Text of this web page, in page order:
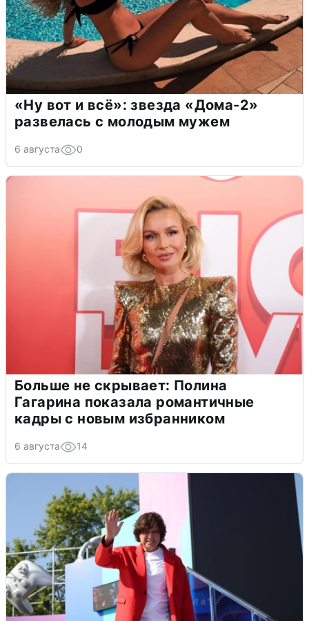
«Ну вот и всё»: звезда «Дома-2»
развелась с молодым мужем
6 августа 0
Больше не скрывает: Полина
Гагарина показала романтичные
кадры с новым избранником
6 августа 14